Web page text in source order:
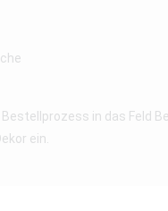
in das Feld
ein.